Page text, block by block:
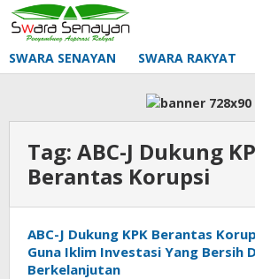
Lewati
ke
konten
SWARA SENAYAN SWARA RAKYAT
Tag: ABC-J Dukung
Berantas Korupsi
ABC-J Dukung KPK Berantas
Guna Iklim Investasi Yang Bersih
Berkelanjutan